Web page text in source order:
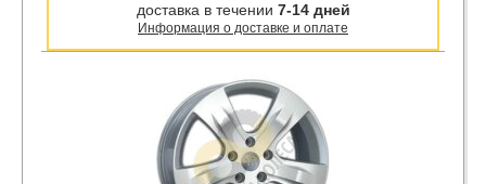
доставка в течении 7-14 дней
Информация о доставке и оплате